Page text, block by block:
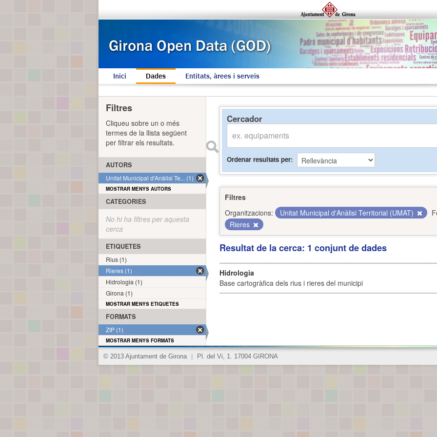
Inici Dades Entitats, àrees i serveis
Cercador
Ordenar resultats per
Filtres
Organitzacions:
Unitat Municipal d'Anàlisi Territorial (UMAT)
Rieres
Resultat de la cerca: 1 conjunt de dades
Hidrologia
Base cartogràfica dels rius i rieres del municipi
Filtres
Cliqueu sobre un o més
termes de la llista següent
per filtrar els resultats.
AUTORS
Unitat Municipal d'Anàlisi Te... (1)
MOSTRAR MENYS AUTORS
CATEGORIES
No hi ha filtres per aquesta
cerca
ETIQUETES
Rius (1)
Rieres (1)
Hidrologia (1)
Girona (1)
MOSTRAR MENYS ETIQUETES
FORMATS
ZIP (1)
MOSTRAR MENYS FORMATS
© 2013 Ajuntament de Girona Pl. del Vi, 1. 17004 GIRONA